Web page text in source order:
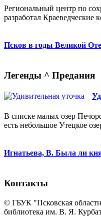
Региональный центр по
разработал Краеведческие
Псков в годы Великой
Легенды ^ Предания
В списке малых озер
есть небольшое Утецкое
Игнатьева, В. Была ли
Контакты
© ГБУК "Псковская
библиотека им. В. Я.